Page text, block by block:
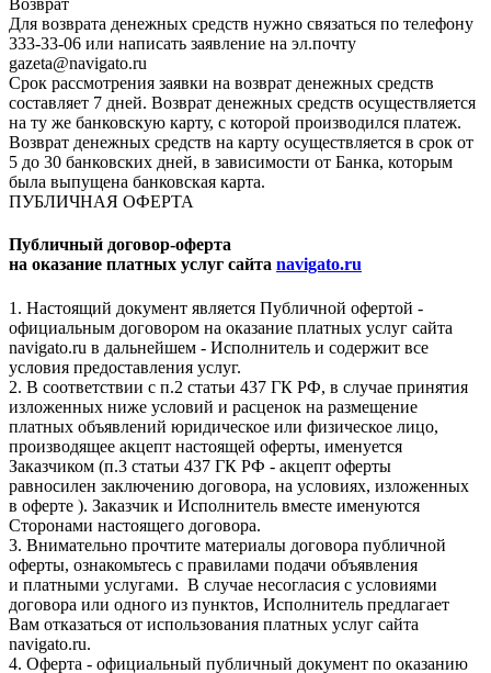
Возврат
Для возврата денежных средств нужно связаться по телефону
333-33-06 или написать заявление на эл.почту
gazeta@navigato.ru
Срок рассмотрения заявки на возврат денежных средств
составляет 7 дней. Возврат денежных средств осуществляется
на ту же банковскую карту, с которой производился платеж.
Возврат денежных средств на карту осуществляется в срок от
5 до 30 банковских дней, в зависимости от Банка, которым
была выпущена банковская карта.
ПУБЛИЧНАЯ ОФЕРТА
Публичный договор-оферта
на оказание платных услуг сайта navigato.ru
1. Настоящий документ является Публичной офертой -
официальным договором на оказание платных услуг сайта
navigato.ru в дальнейшем - Исполнитель и содержит все
условия предоставления услуг.
2. В соответствии с п.2 статьи 437 ГК РФ, в случае принятия
изложенных ниже условий и расценок на размещение
платных объявлений юридическое или физическое лицо,
производящее акцепт настоящей оферты, именуется
Заказчиком (п.3 статьи 437 ГК РФ - акцепт оферты
равносилен заключению договора, на условиях, изложенных
в оферте ). Заказчик и Исполнитель вместе именуются
Сторонами настоящего договора.
3. Внимательно прочтите материалы договора публичной
оферты, ознакомьтесь с правилами подачи объявления
и платными услугами. В случае несогласия с условиями
договора или одного из пунктов, Исполнитель предлагает
Вам отказаться от использования платных услуг сайта
navigato.ru.
4. Оферта - официальный публичный документ по оказанию